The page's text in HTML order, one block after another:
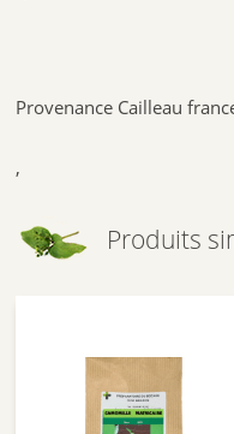
Provenance Cailleau
,
Produits